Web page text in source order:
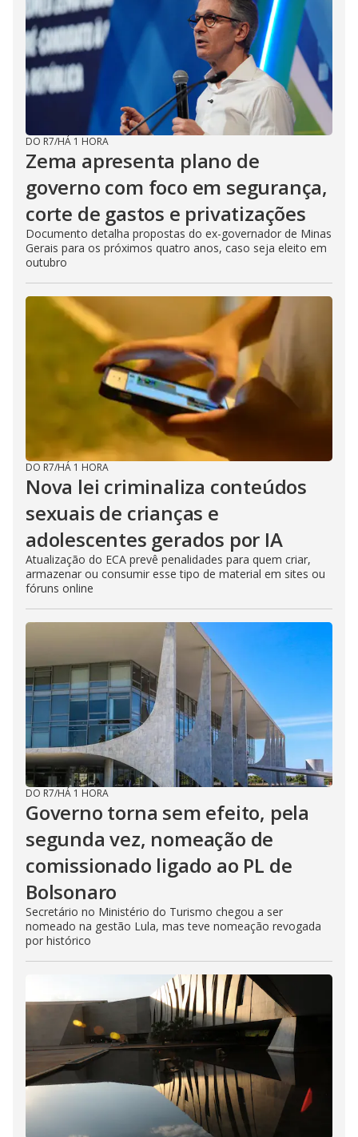
DO R7/HÁ 1 HORA
Zema apresenta plano de
governo com foco em segurança,
corte de gastos e privatizações
Documento detalha propostas do ex-governador de Minas
Gerais para os próximos quatro anos, caso seja eleito em
outubro
DO R7/HÁ 1 HORA
Nova lei criminaliza conteúdos
sexuais de crianças e
adolescentes gerados por IA
Atualização do ECA prevê penalidades para quem criar,
armazenar ou consumir esse tipo de material em sites ou
fóruns online
DO R7/HÁ 1 HORA
Governo torna sem efeito, pela
segunda vez, nomeação de
comissionado ligado ao PL de
Bolsonaro
Secretário no Ministério do Turismo chegou a ser
nomeado na gestão Lula, mas teve nomeação revogada
por histórico